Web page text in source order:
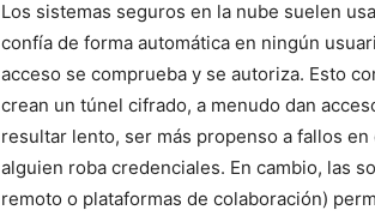
Los sistemas seguros en la nube suelen
confía de forma automática en ningún
acceso se comprueba y se autoriza. Esto
crean un túnel cifrado, a menudo dan
resultar lento, ser más propenso a fallos
alguien roba credenciales. En cambio, las
remoto o plataformas de colaboración)